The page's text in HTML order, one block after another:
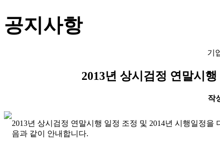
공지사항
기
2013년 상시검정 연말시
작
2013년 상시검정 연말시행 일정 조정 및 2014년 시행일정을
음과 같이 안내합니다.